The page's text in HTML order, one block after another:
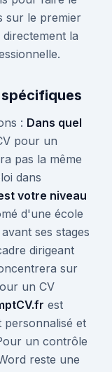
sur le premier
la
: Dans quel
pour un
pas la même
dans
votre niveau
d'une école
ses stages
dirigeant
sur
un CV
est
personnalisé et
un contrôle
reste une